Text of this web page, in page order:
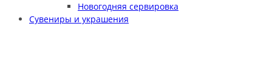
Новогодняя сервировка
Сувениры и украшения